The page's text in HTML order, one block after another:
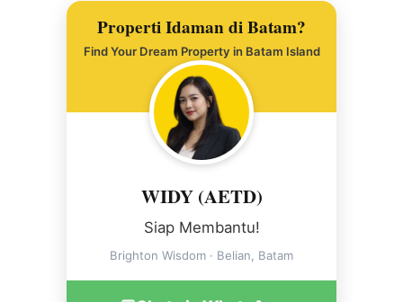
Properti Idaman di Batam?
Find Your Dream Property in Batam Island
WIDY (AETD)
Siap Membantu!
Brighton Wisdom · Belian, Batam